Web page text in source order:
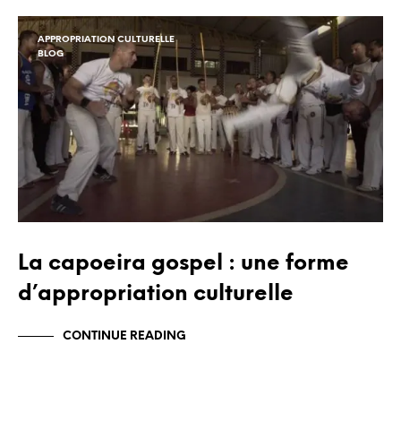
APPROPRIATION CULTURELLE
BLOG
La capoeira gospel : une forme
d’appropriation culturelle
CONTINUE READING